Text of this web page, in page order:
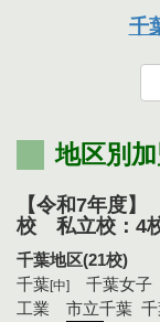
千葉県高等
本連合会は、個々
千
地区別
【令和7年度
校 私立校：4校
千葉地区(21校)
千葉[中]
千葉女
工業 市立千葉